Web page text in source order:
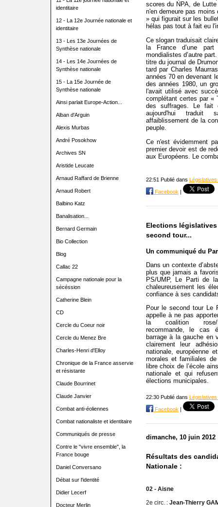
identitaire
12 - La 12e Journée nationale et
identitaire
13 - Les 13e Journées de
Synthèse nationale
14 - Les 14e Journées de
Synthèse nationale
15 - La 15e Journée de
Synthèse nationale
Ainsi parlait Europe-Action...
Alban d'Arguin
Alexis Murbas
André Posokhow
Archives SN
Aristide Leucate
Arnaud Raffard de Brienne
Arnaud Robert
Balbino Katz
Banalisation...
Bernard Germain
Bio Collection
Blog
Callac 22
Campagne nationale pour la
sécéssion
Catherine Blein
CD
Cercle du Coeur noir
Cercle du Menez Bre
Charles-Henri d'Elloy
Chronique de la France asservie
et résistante
Claude Bourrinet
Claude Janvier
Combat anti-éoliennes
Combat nationaliste et identitaire
Communiqués de presse
Contre le "vivre ensemble", la
France bouge
Daniel Conversano
Débat sur l'identité
Didier Lecerf
Docteur Merlin
scores du NPA, de
n'en demeure pas
» qui figurait sur les
hélas pas tout à fait eu
Ce slogan traduisait
la France d’une
mondialistes d’autre
titre du journal de
tard par Charles
années 70 en devenant
des années 1980, un
l'avait utilisé avec
complétant certes par «
des suffrages. Le fait
aujourd'hui traduit
affaiblissement de la
peuple.
Ce n'est évidemment
premier devoir est de
aux Européens. Le
22:51 Publié dans
Facebook
Elections
second tour...
Un communiqué du
Dans un contexte
plus que jamais a
PS/UMP, Le Parti de
chaleureusement les
confiance à ses
Pour le second tour Le
appelle à ne pas
la coalition rose/
recommande, le cas
barrage à la gauche en
clairement leur
nationale, européenne
morales et familiales
libre choix de l’école
nationale et qui
élections municipales.
22:30 Publié dans
Facebook
dimanche, 10 juin 2012
Résultats des
Nationale :
02 - Aisne
2e circ. : Jean-Thierry